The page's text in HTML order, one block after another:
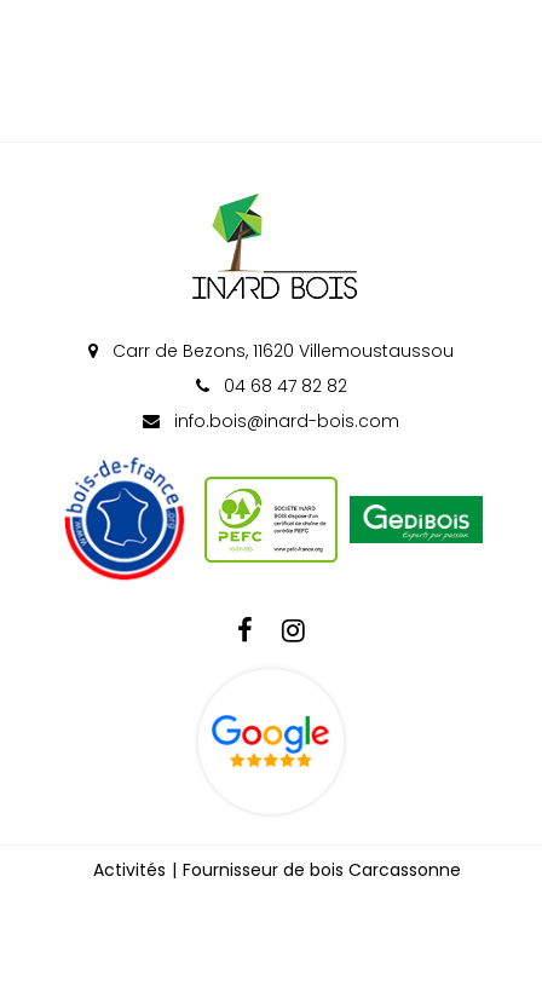
Carr de Bezons, 11620 Villemoustaussou
04 68 47 82 82
info.bois@inard-bois.com
Activités
Fournisseur de bois Carcassonne